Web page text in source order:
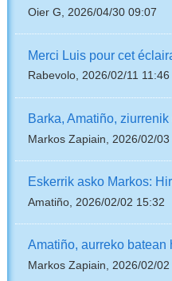
Oier G, 2026/04/30 09:07
Merci Luis pour cet
Rabevolo, 2026/02/11 11:46
Barka, Amatiño, ziurrenik
Markos Zapiain, 2026/02/03
Eskerrik asko Markos:
Amatiño, 2026/02/02 15:32
Amatiño, aurreko batean
Markos Zapiain, 2026/02/